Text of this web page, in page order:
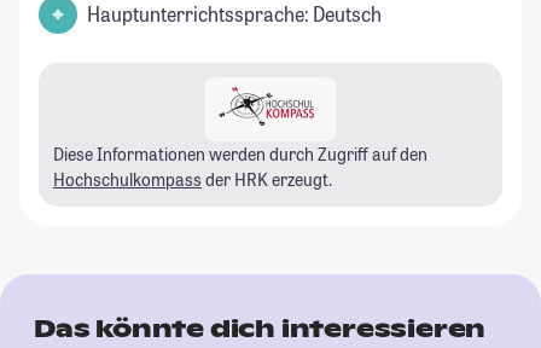
Hauptunterrichtssprache: Deutsch
Diese Informationen werden durch Zugriff auf den
Hochschulkompass der HRK erzeugt.
Das könnte dich interessieren